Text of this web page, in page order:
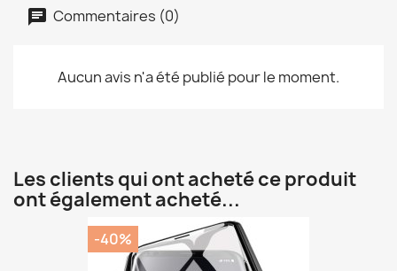
Commentaires (0)
Aucun avis n'a été publié pour le moment.
Les clients qui ont acheté ce produit
ont également acheté...
-40%